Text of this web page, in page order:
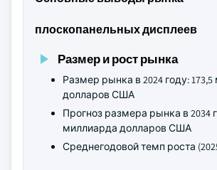
плоскопанельных дисплеев
Размер и рост рынка
Размер рынка в 2024 году:
долларов США
Прогноз размера рынка в 2034
миллиарда долларов США
Среднегодовой темп роста